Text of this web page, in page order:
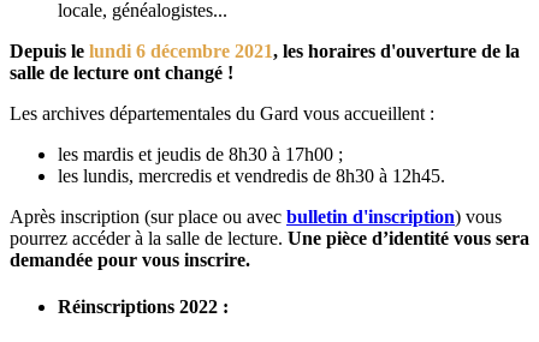
locale, généalogistes...
Depuis le lundi 6 décembre 2021, les horaires d'ouverture de la
salle de lecture ont changé !
Les archives départementales du Gard vous accueillent :
les mardis et jeudis de 8h30 à 17h00 ;
les lundis, mercredis et vendredis de 8h30 à 12h45.
Après inscription (sur place ou avec bulletin d'inscription) vous
pourrez accéder à la salle de lecture. Une pièce d’identité vous sera
demandée pour vous inscrire.
Réinscriptions 2022 :